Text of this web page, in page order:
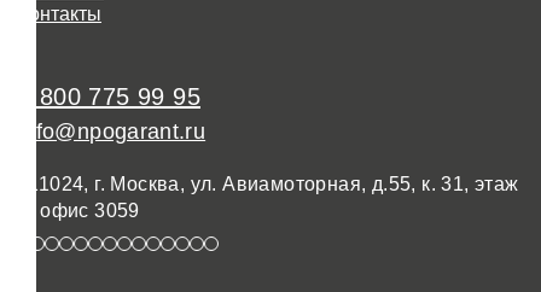
Контакты
8 800 775 99 95
info@npogarant.ru
111024, г. Москва, ул. Авиамоторная, д.55, к. 31, этаж
3, офис 3059